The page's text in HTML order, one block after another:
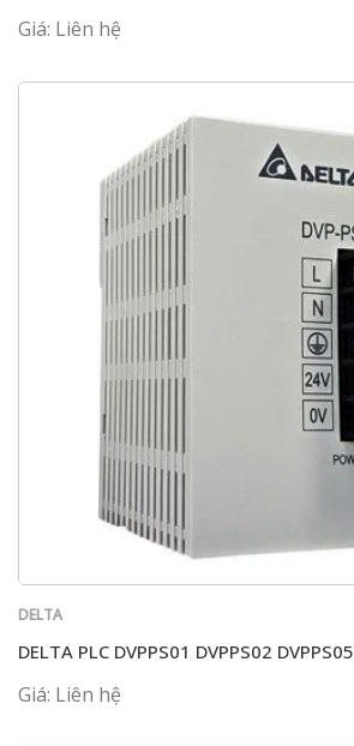
Giá: Liên hệ
DELTA
DELTA PLC DVPPS01 DVPPS02 DVPPS05
Giá: Liên hệ